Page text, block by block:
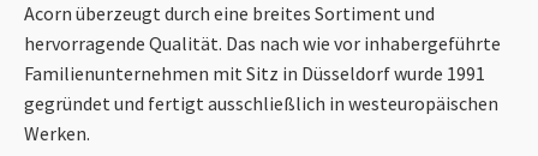
Acorn überzeugt durch eine breites Sortiment und
hervorragende Qualität. Das nach wie vor inhabergeführte
Familienunternehmen mit Sitz in Düsseldorf wurde 1991
gegründet und fertigt ausschließlich in westeuropäischen
Werken.